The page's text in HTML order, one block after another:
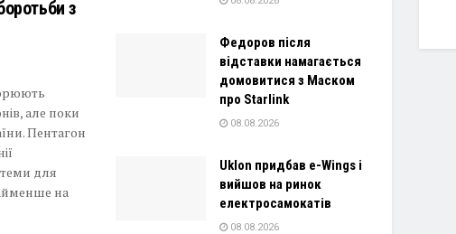
з
але поки
Пентагон
для
на
Федоров після
відставки намагається
домовитися з Маском
про Starlink
08.08.2026
Uklon придбав e-Wings і
вийшов на ринок
електросамокатів
08.08.2026